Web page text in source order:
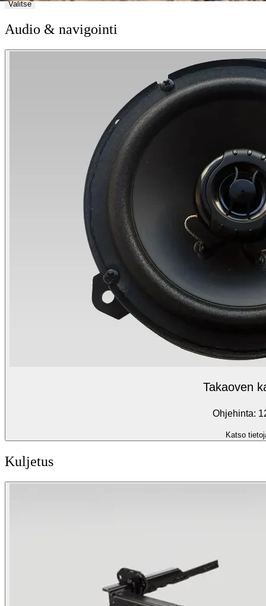
Valitse
Audio & navigointi
Takaoven
Ohjehinta:
Katso
Kuljetus